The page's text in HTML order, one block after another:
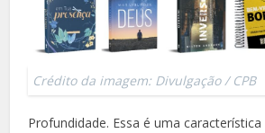
Crédito da imagem: Divulgação / CPB
Profundidade. Essa é uma